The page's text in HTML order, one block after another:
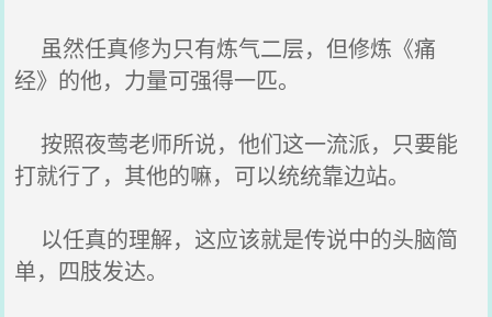
虽然任真修为只有炼气二层，但修炼《痛
经》的他，力量可强得一匹。
按照夜莺老师所说，他们这一流派，只要能
打就行了，其他的嘛，可以统统靠边站。
以任真的理解，这应该就是传说中的头脑简
单，四肢发达。